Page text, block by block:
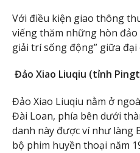
Với điều kiện giao thông
viếng thăm những hòn đảo
giải trí sống động” giữa
Đảo Xiao Liuqiu (tỉnh
Đảo Xiao Liuqiu nằm ở
Đài Loan, phía bên dưới
danh này được ví như làng
bộ phim huyền thoại năm